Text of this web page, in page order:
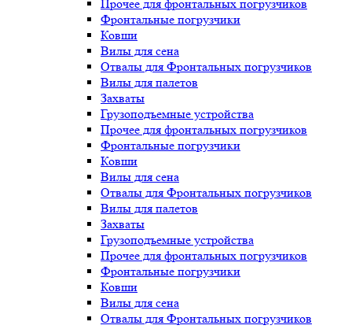
Прочее для фронтальных погрузчиков
Фронтальные погрузчики
Ковши
Вилы для сена
Отвалы для Фронтальных погрузчиков
Вилы для палетов
Захваты
Грузоподъемные устройства
Прочее для фронтальных погрузчиков
Фронтальные погрузчики
Ковши
Вилы для сена
Отвалы для Фронтальных погрузчиков
Вилы для палетов
Захваты
Грузоподъемные устройства
Прочее для фронтальных погрузчиков
Фронтальные погрузчики
Ковши
Вилы для сена
Отвалы для Фронтальных погрузчиков